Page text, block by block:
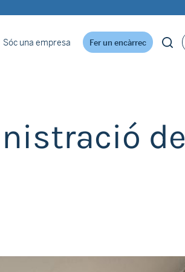
Sóc una empresa Fer un encàrrec
de